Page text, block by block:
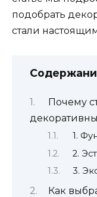
подобрать
стали
Почему
1.
2.
3.
Как